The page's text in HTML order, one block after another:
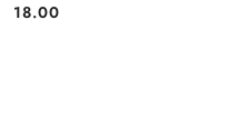
Cena:
18.00